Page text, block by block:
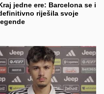
jedne ere: Barcelona se i
riješila svoje